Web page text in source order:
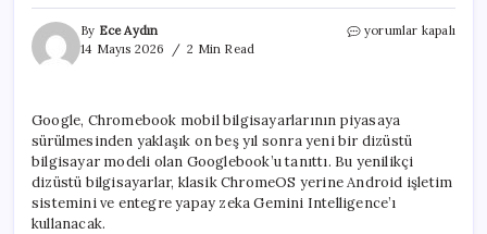
By Ece Aydın
14 Mayıs 2026
2 Min Read
Googlebook:
için
yorumlar kapalı
Google, Chromebook mobil bilgisayarlarının piyasaya
sürülmesinden yaklaşık on beş yıl sonra yeni bir dizüstü
bilgisayar modeli olan Googlebook’u tanıttı. Bu yenilikçi
dizüstü bilgisayarlar, klasik ChromeOS yerine Android işletim
sistemini ve entegre yapay zeka Gemini Intelligence’ı
kullanacak.